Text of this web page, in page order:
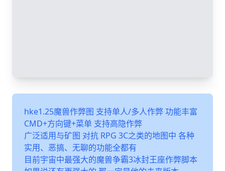
hke1.25魔兽作弊图 支持单人/多人作弊 功能丰富
CMD+方向键+菜单 支持高隐作弊
广泛适用与矿图 对抗 RPG 3C之类的地图中 各种
实用、恶搞、无聊的功能全都有
目前宇宙中最强大的魔兽争霸3冰封王座作弊脚本